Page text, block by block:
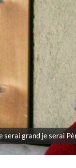
serai grand je serai